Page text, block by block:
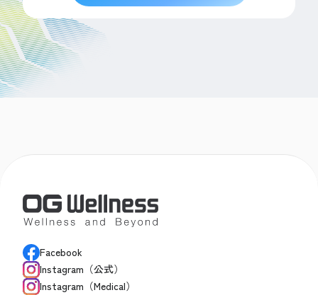
Facebook
Instagram（公式）
Instagram（Medical）